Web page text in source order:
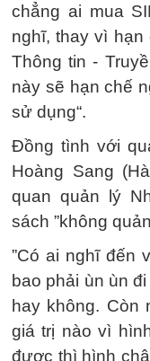
chẳng ai mua
nghĩ, thay vì hạn
Thông tin -
này sẽ hạn chế
sử dụng“.
Đồng tình với
Hoàng Sang
quan quản lý
sách ”không
”Có ai nghĩ đến
bao phải ùn ùn
hay không.
giá trị nào vì
được thì hình